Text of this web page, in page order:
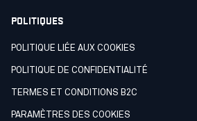
POLITIQUES
POLITIQUE LIÉE AUX COOKIES
POLITIQUE DE CONFIDENTIALITÉ
TERMES ET CONDITIONS B2C
PARAMÈTRES DES COOKIES